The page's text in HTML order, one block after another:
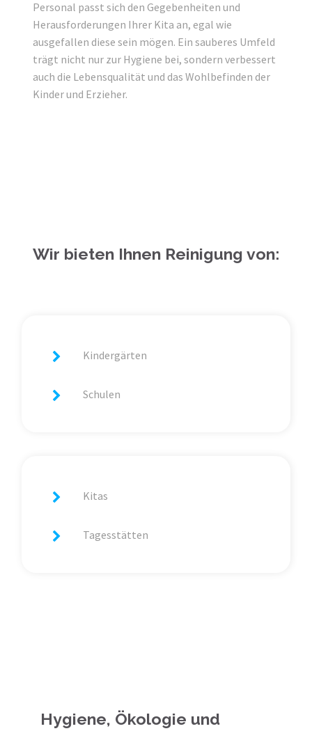
Personal passt sich den Gegebenheiten und
Herausforderungen Ihrer Kita an, egal wie
ausgefallen diese sein mögen. Ein sauberes Umfeld
trägt nicht nur zur Hygiene bei, sondern verbessert
auch die Lebensqualität und das Wohlbefinden der
Kinder und Erzieher.
Wir bieten Ihnen Reinigung von:
Kindergärten
Schulen
Kitas
Tagesstätten
Hygiene, Ökologie und